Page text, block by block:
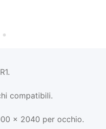
compatibili.
x 2040 per occhio.